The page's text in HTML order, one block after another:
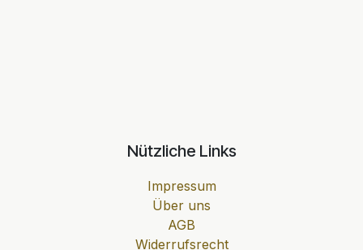
Nützliche Links
Impressum
Über uns
AGB
Widerrufsrecht